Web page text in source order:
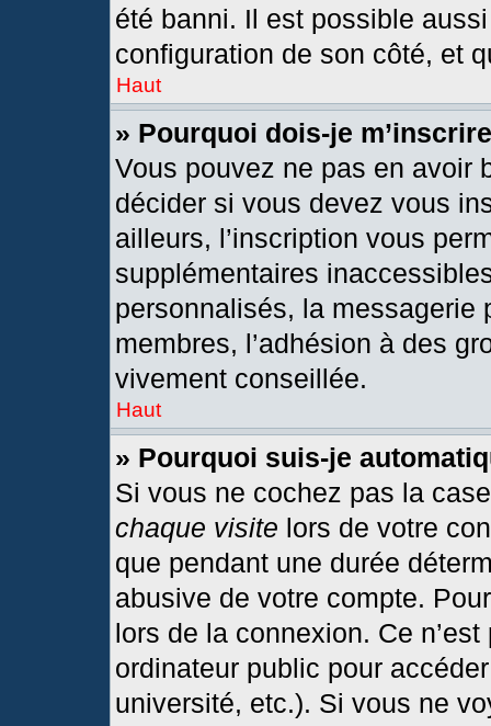
été banni. Il est possible
configuration de son côté, et
Haut
» Pourquoi dois-je
Vous pouvez ne pas en avoir
décider si vous devez vous
ailleurs, l’inscription vous
supplémentaires
personnalisés, la messagerie
membres, l’adhésion à des
vivement conseillée.
Haut
» Pourquoi suis-je
Si vous ne cochez pas la
chaque visite lors de votre
que pendant une durée
abusive de votre compte.
lors de la connexion. Ce
ordinateur public pour
université, etc.). Si vous ne